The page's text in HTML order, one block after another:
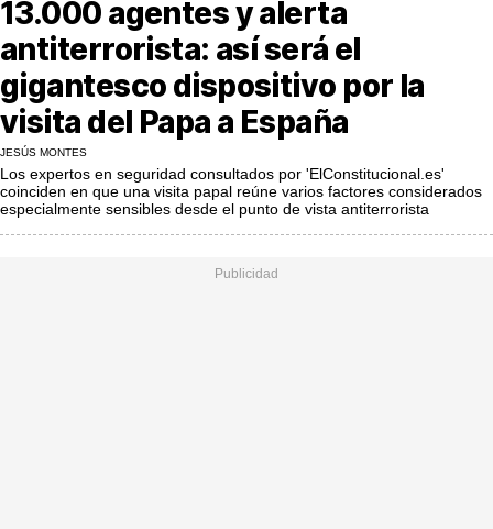
MásQueSucesos
MásQueMercados
JuicioExprés
INVESTIGACIÓN
INTERNACIONAL
OPINIÓN
13.000 agentes y alerta
antiterrorista: así será el
gigantesco dispositivo por la
visita del Papa a España
JESÚS MONTES
Los expertos en seguridad consultados por 'ElConstitucional.es'
coinciden en que una visita papal reúne varios factores considerados
especialmente sensibles desde el punto de vista antiterrorista